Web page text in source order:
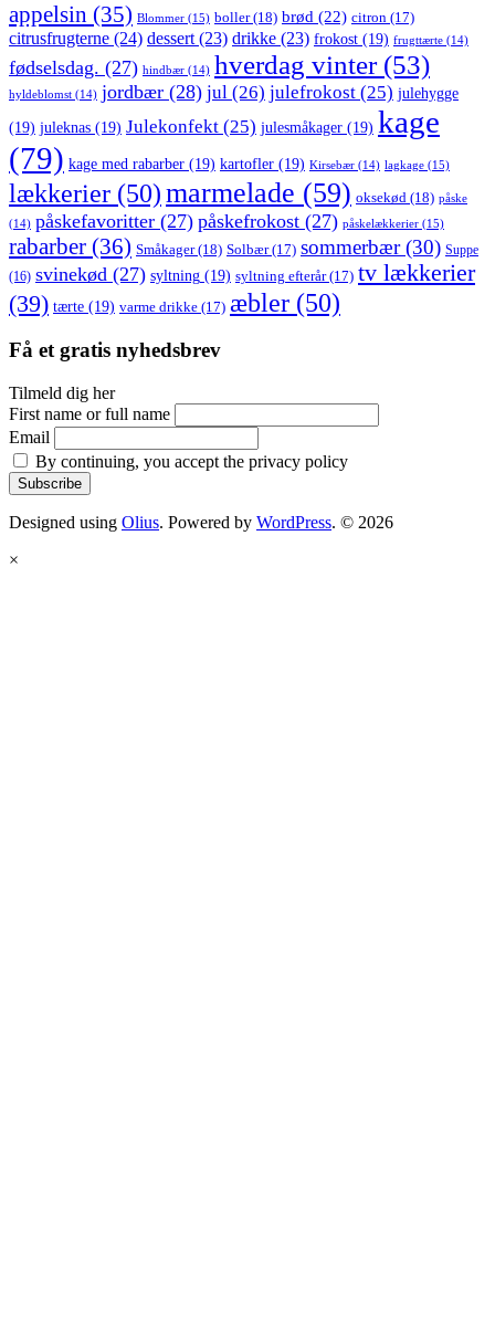
appelsin (35) Blommer (15) boller(18) brød (22) citron (17)
citrusfrugterne (24) dessert (23) drikke (23) frokost (19) frugttærte (14)
fødselsdag. (27) hindbær (14) hverdag vinter(53)
hyldeblomst (14) jordbær (28) jul (26) julefrokost (25) julehygge
(19) juleknas (19) Julekonfekt (25) julesmåkager (19) kage
(79) kage med rabarber (19) kartofler (19) Kirsebær (14) lagkage (15)
lækkerier (50)marmelade (59) oksekød (18) påske
(14) påskefavoritter (27) påskefrokost (27) påskelækkerier (15)
rabarber (36) Småkager(18) Solbær(17) sommerbær(30) Suppe
(16) svinekød (27) syltning (19) syltning efterår(17) tv lækkerier
(39) tærte (19) varme drikke (17) æbler (50)
Få et gratis nyhedsbrev
Tilmeld dig her
First name or full name
Email
By continuing, you accept the privacy policy
Designed using Olius. Powered by WordPress. © 2026
×